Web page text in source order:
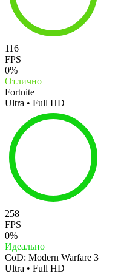
116
FPS
0%
Отлично
Fortnite
Ultra • Full HD
258
FPS
0%
Идеально
CoD: Modern Warfare 3
Ultra • Full HD